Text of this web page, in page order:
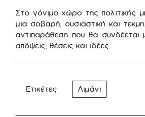
Στο γόνιμο χώρο της πολιτικής
μια σοβαρή, ουσιαστική και
αντιπαράθεση που θα συνδέεται
απόψεις, θέσεις και ιδέες.
Ετικέτες Λιμάνι